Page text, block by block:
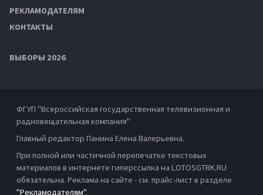
РЕКЛАМОДАТЕЛЯМ
КОНТАКТЫ
ВЫБОРЫ 2026
ФГУП "Всероссийская государственная телевизионная и
радиовещательная компания"
Главный редактор Панина Елена Валерьевна.
При полной или частичной перепечатке текстовых
материалов в интернете гиперссылка на LOTOSGTRK.RU
обязательна. Реклама на сайте - см. прайс-лист в разделе
"Рекламодателям".